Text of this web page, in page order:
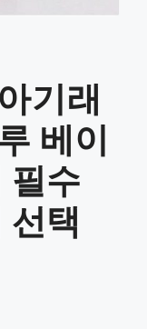
기래
베이
필수
선택